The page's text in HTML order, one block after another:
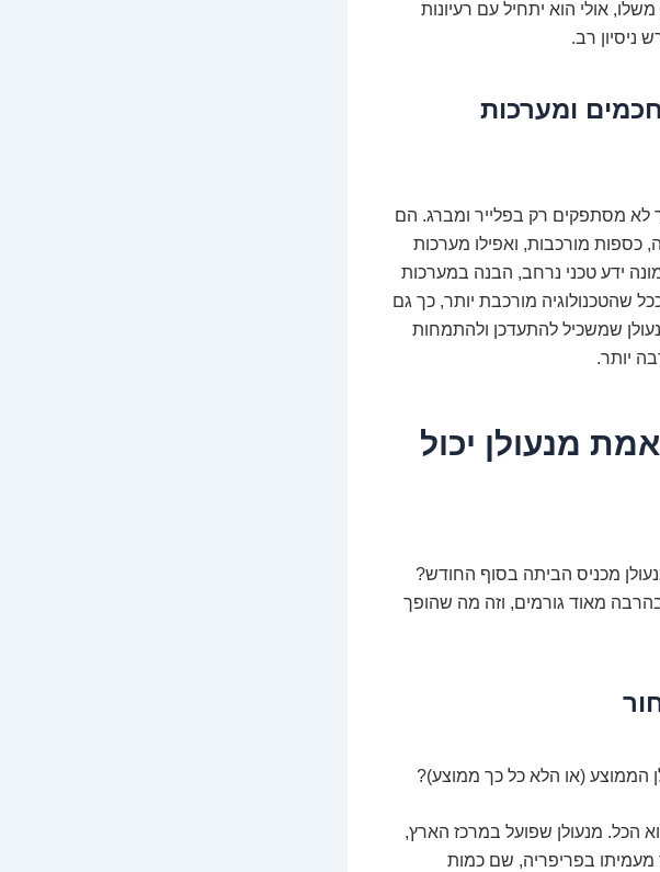
אם נער בן 14 חולם על עסק משלו, אולי הוא יתחיל עם רעיונות
ומערכות
לא מסתפקים רק בפלייר ומברג. הם
מורכבות, ואפילו מערכות
ידע טכני נרחב, הבנה במערכות
שהטכנולוגיה מורכבת יותר, כך גם
שמשכיל להתעדכן ולהתמחות
יותר.
מנעולן יכול
מכניס הביתה בסוף החודש?
מאוד גורמים, וזה מה שהופך
הממוצע (או הלא כל כך ממוצע)?
הכל. מנעולן שפועל במרכז הארץ,
מעמיתו בפריפריה, שם כמות